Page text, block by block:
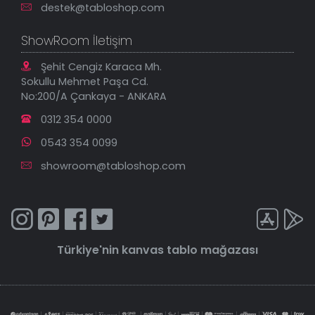
destek@tabloshop.com
ShowRoom İletişim
Şehit Cengiz Karaca Mh.
Sokullu Mehmet Paşa Cd.
No:200/A Çankaya - ANKARA
0312 354 0000
0543 354 0099
showroom@tabloshop.com
Türkiye'nin kanvas tablo mağazası